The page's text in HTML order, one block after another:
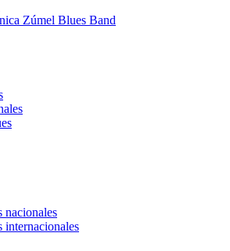
Zúmel Blues Band
nacionales
internacionales